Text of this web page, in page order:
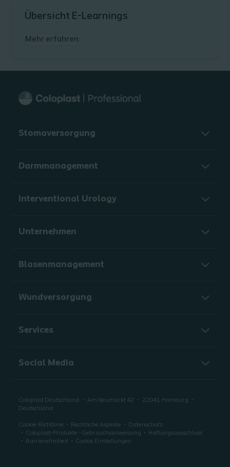
Übersicht E-Learnings
Mehr erfahren
Stomaversorgung
Darmmanagement
Interventional Urology
Unternehmen
Blasenmanagement
Wundversorgung
Services
Social Media
Coloplast Deutschland Am Neumarkt 42 22041 Hamburg
Deutschland
Cookie-Richtlinie Rechtliche Aspekte
Datenschutz
Coloplast-Produkte - Gebrauchsanweisung
Haftungsausschluss
Barrierefreiheit
Cookie Einstellungen